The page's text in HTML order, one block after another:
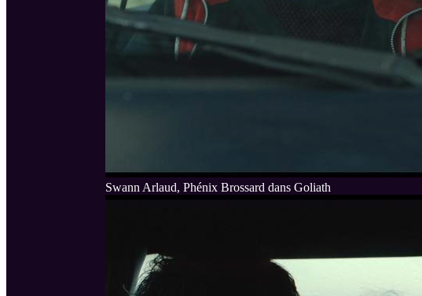
Swann Arlaud, Phénix Brossard dans Goliath